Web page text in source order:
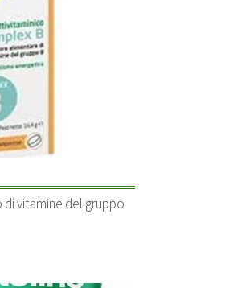
vitamine del gruppo